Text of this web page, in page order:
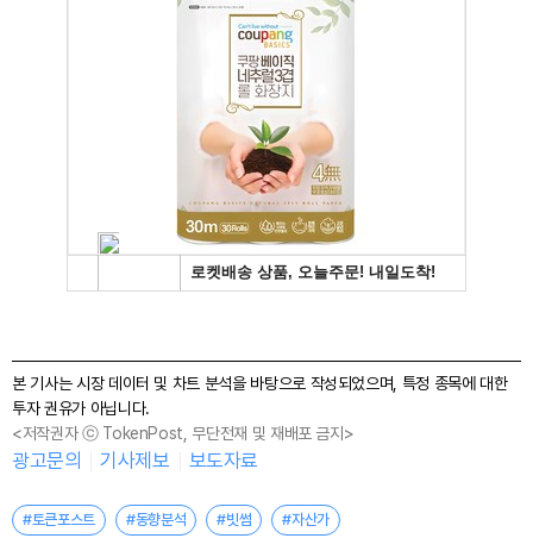
본 기사는 시장 데이터 및 차트 분석을 바탕으로 작성되었으며, 특정 종목에 대한
투자 권유가 아닙니다.
<저작권자 ⓒ TokenPost, 무단전재 및 재배포 금지>
광고문의 기사제보 보도자료
#토큰포스트 #동향분석 #빗썸 #자산가